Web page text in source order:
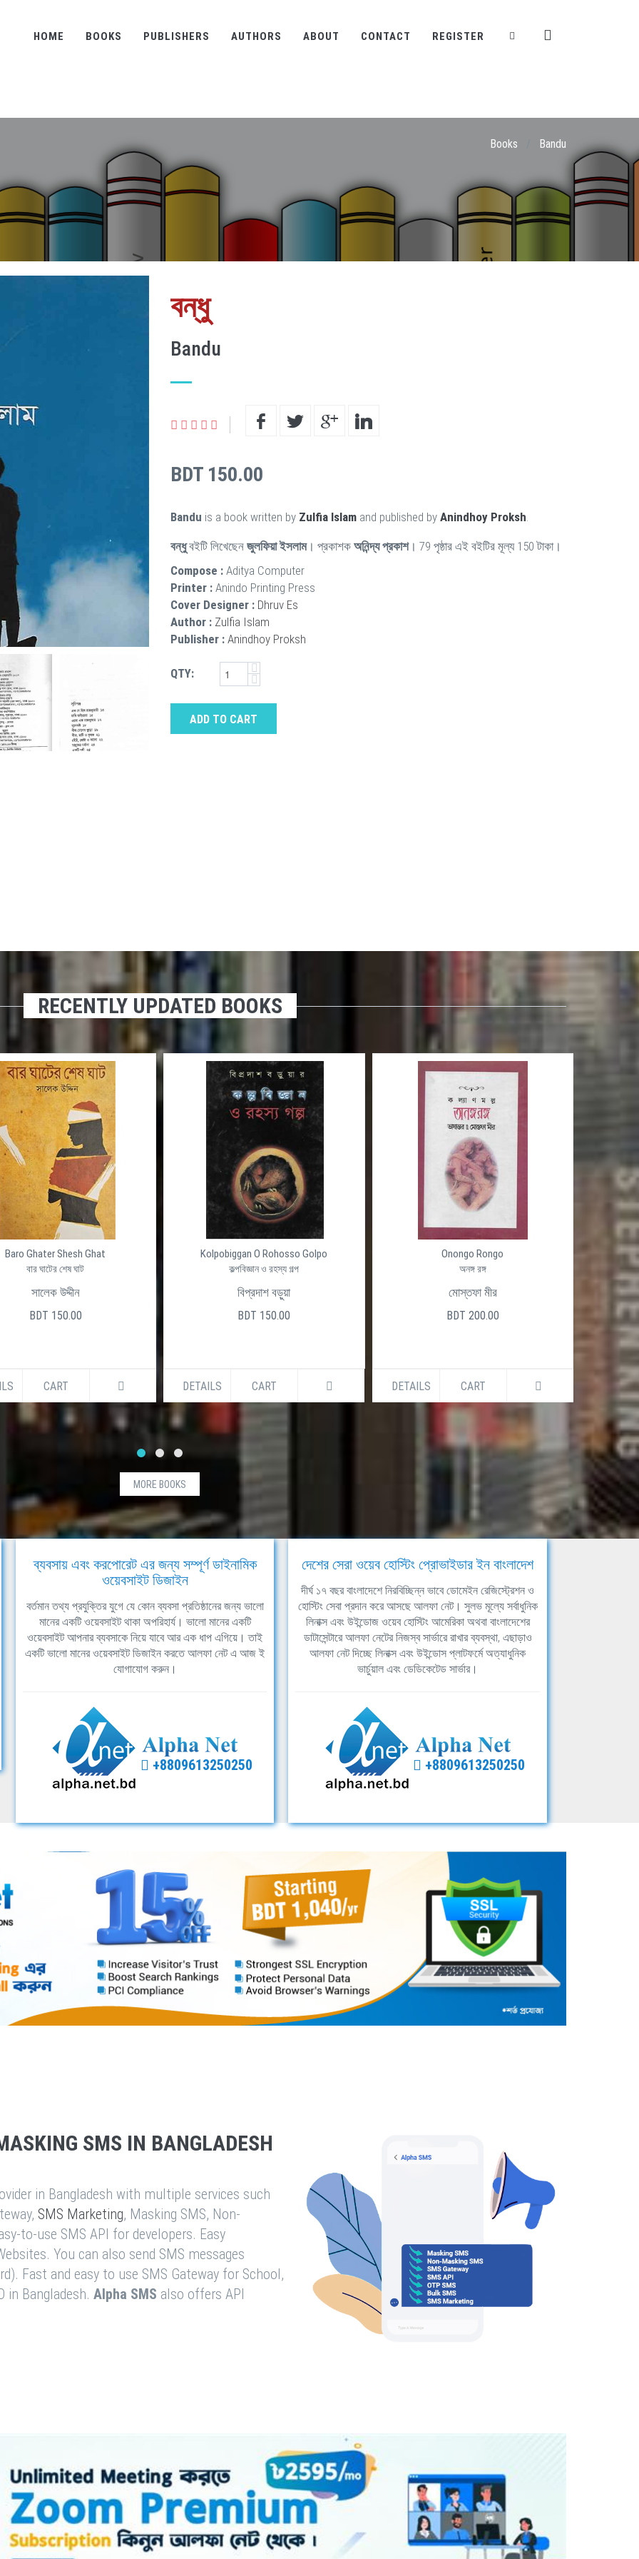
HOME BOOKS PUBLISHERS AUTHORS ABOUT CONTACT REGISTER
Books Bandu
বন্ধু
Bandu
BDT 150.00
Bandu is a book written by Zulfia Islam and published by Anindhoy Proksh.
বন্ধুবইটি লিখেছেন জুলফিয়া ইসলাম। প্রকাশক অনিন্দ্য প্রকাশ। 79 পৃষ্ঠার এই বইটির মূল্য 150 টাকা।
Compose : Aditya Computer
Printer : Anindo Printing Press
Cover Designer : Dhruv Es
Author : Zulfia Islam
Publisher : Anindhoy Proksh
QTY:
ADD TO CART
RECENTLY UPDATED BOOKS
O Rohosso Golpo
কল্পবিজ্ঞান ও রহস্য গল্প
বিপ্রদাশ বড়ুয়া
BDT 150.00
CART
Onongo Rongo
অনঙ্গ রঙ্গ
মোস্তফা মীর
BDT 200.00
DETAILS CART
Ojogor (Okhondo)
অজগর
হরিপদ দত্ত
BDT 480.00
DETAILS CART DETAILS
MORE BOOKS
ব্যবসায় এবং করপোরেট এর জন্য সম্পূর্ণ ডাইনামিক
ওয়েবসাইট ডিজাইন
বর্তমান তথ্য প্রযুক্তির যুগে যে কোন ব্যবসা প্রতিষ্ঠানের জন্য ভালো
মানের একটি ওয়েবসাইট থাকা অপরিহার্য। ভালো মানের একটি
ওয়েবসাইট আপনার ব্যবসাকে নিয়ে যাবে আর এক ধাপ এগিয়ে। তাই
একটি ভালো মানের ওয়েবসাইট ডিজাইন করতে আলফা নেট এ আজ ই
যোগাযোগ করুন।
+8809613250250
দেশের সেরা ওয়েব হোস্টিং প্রোভাইডার ইন বাংলাদেশ
দীর্ঘ ১৭ বছর বাংলাদেশে নিরবিচ্ছিন্ন ভাবে ডোমেইন রেজিস্ট্রেশন ও
হোস্টিং সেবা প্রদান করে আসছে আলফা নেট। সুলভ মূল্যে সর্বাধুনিক
লিনাক্স এবং উইন্ডোজ ওয়েব হোস্টিং আমেরিকা অথবা বাংলাদেশের
ডাটাসেন্টারে আলফা নেটের নিজস্ব সার্ভারে রাখার ব্যবস্থা, এছাড়াও
আলফা নেট দিচ্ছে লিনাক্স এবং উইন্ডোস প্লাটফর্মে অত্যাধুনিক
ভার্চুয়াল এবং ডেডিকেটেড সার্ভার।
+8809613250250
SMS IN BANGLADESH
in Bangladesh with multiple services such
SMS Marketing, Masking SMS, Non-
to-use SMS API for developers. Easy
You can also send SMS messages
Fast and easy to use SMS Gateway for School,
in Bangladesh. Alpha SMS also offers API